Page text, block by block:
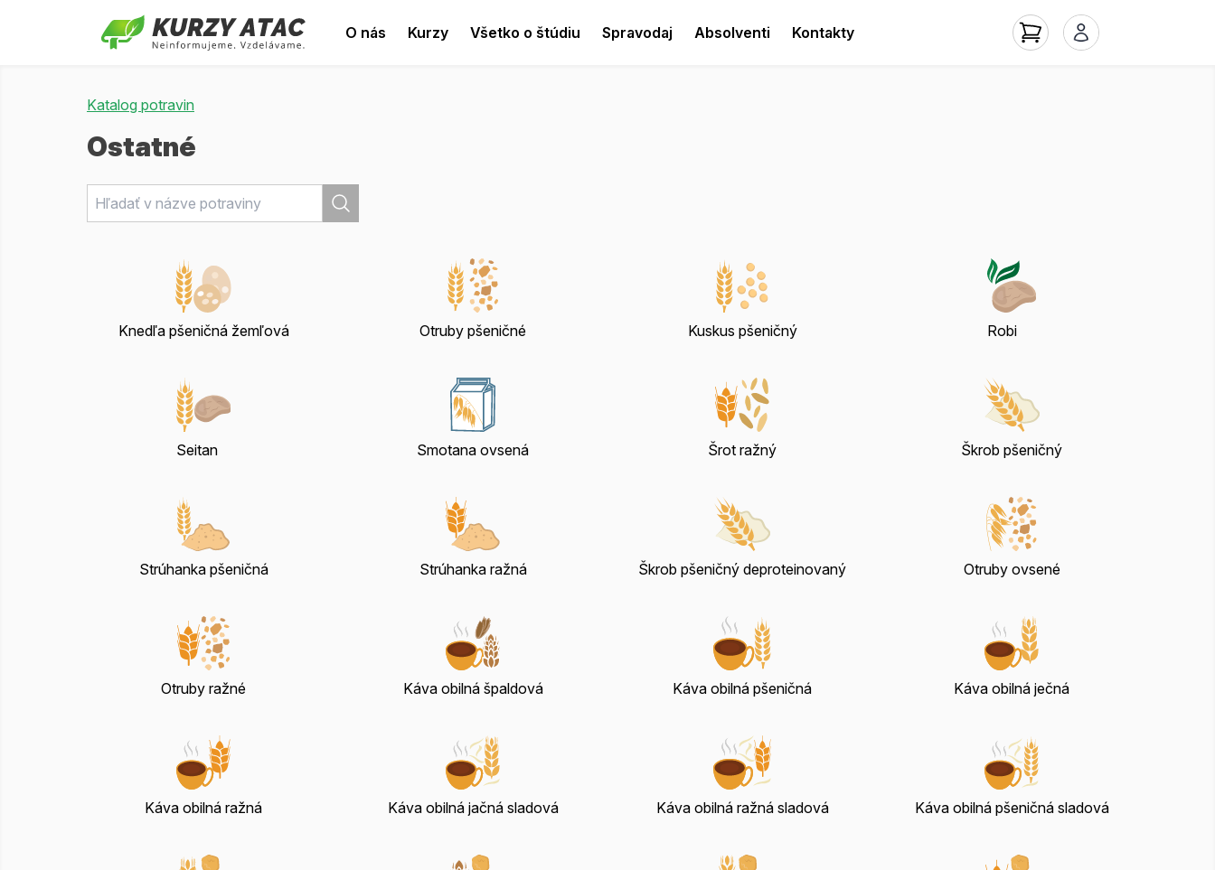
O nás Kurzy Všetko o štúdiu Spravodaj Absolventi Kontakty
Katalog potravin
Ostatné
Knedľa pšeničná žemľová Otruby pšeničné Kuskus pšeničný Robi
Seitan Smotana ovsená Šrot ražný Škrob pšeničný
Strúhanka pšeničná Strúhanka ražná Škrob pšeničný deproteinovaný Otruby ovsené
Otruby ražné Káva obilná špaldová Káva obilná pšeničná Káva obilná ječná
Káva obilná ražná Káva obilná jačná sladová Káva obilná ražná sladová Káva obilná pšeničná sladová